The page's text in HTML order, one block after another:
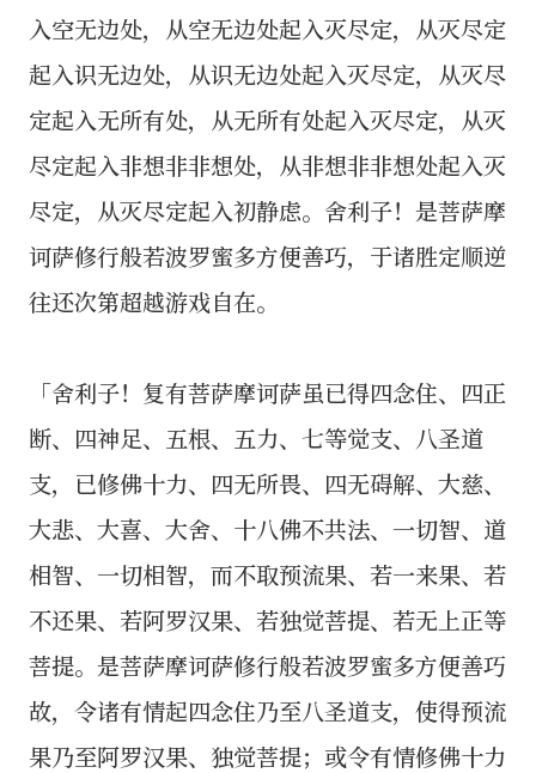
入空无边处，从空无边处起入灭尽定，从灭尽定
起入识无边处，从识无边处起入灭尽定，从灭尽
定起入无所有处，从无所有处起入灭尽定，从灭
尽定起入非想非非想处，从非想非非想处起入灭
尽定，从灭尽定起入初静虑。舍利子！是菩萨摩
诃萨修行般若波罗蜜多方便善巧，于诸胜定顺逆
往还次第超越游戏自在。
「舍利子！复有菩萨摩诃萨虽已得四念住、四正
断、四神足、五根、五力、七等觉支、八圣道
支，已修佛十力、四无所畏、四无碍解、大慈、
大悲、大喜、大舍、十八佛不共法、一切智、道
相智、一切相智，而不取预流果、若一来果、若
不还果、若阿罗汉果、若独觉菩提、若无上正等
菩提。是菩萨摩诃萨修行般若波罗蜜多方便善巧
故，令诸有情起四念住乃至八圣道支，使得预流
果乃至阿罗汉果、独觉菩提；或令有情修佛十力